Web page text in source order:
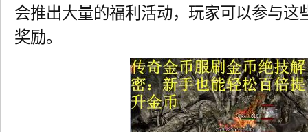
会推出大量的福利活动，玩家可以参与这
奖励。